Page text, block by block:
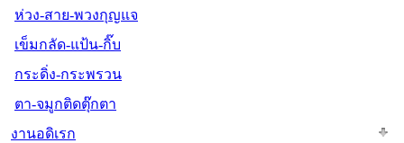
ห่วง-สาย-พวงกุญแจ
เข็มกลัด-แป้น-กิ๊บ
กระดิ่ง-กระพรวน
ตา-จมูกติดตุ๊กตา
งานอดิเรก